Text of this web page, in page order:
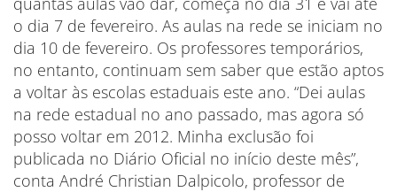
o dia 7 de fevereiro. As aulas na rede se iniciam no
dia 10 de fevereiro. Os professores temporários,
no entanto, continuam sem saber que estão aptos
a voltar às escolas estaduais este ano. “Dei aulas
na rede estadual no ano passado, mas agora só
posso voltar em 2012. Minha exclusão foi
publicada no Diário Oficial no início deste mês”,
conta André Christian Dalpicolo, professor de